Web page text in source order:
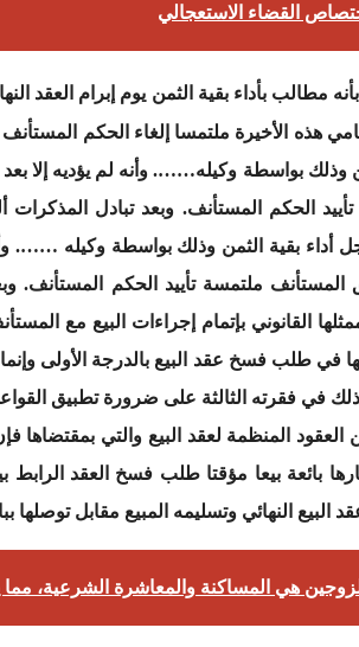
القضاء الاستعجالي
مطالب بأداء بقية الثمن يوم إبرام العقد
الأخيرة ملتمسا إلغاء الحكم المستأنف
بواسطة وكيله……. وأنه لم يؤديه إلا بعد
الحكم المستأنف. وبعد تبادل
أداء بقية الثمن وذلك بواسطة وكيله …….
ملتمسة تأييد الحكم المستأنف.
بإتمام إجراءات البيع مع
طلب فسخ عقد البيع بالدرجة الأولى وإنما
عن ذلك في فقرته الثالثة على ضرورة تطبيق
من ق.ل.ع يدخل ضمن العقود المنظمة لعقد البيع
بائعة بيعا مؤقتا طلب فسخ العقد
البيع النهائي وتسليمه المبيع مقابل توصلها
هي المساكنة والمعاشرة الشرعية،